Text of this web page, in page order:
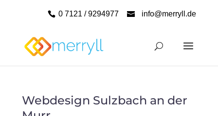
0 7121 / 9294977 info@merryll.de
Webdesign Sulzbach an der